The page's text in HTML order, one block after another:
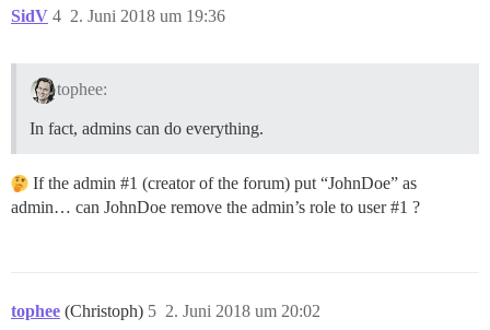
SidV 2. Juni 2018 um 19:36
4
tophee:
In fact, admins can do everything.
If the admin #1 (creator of the forum) put “JohnDoe” as
admin… can JohnDoe remove the admin’s role to user#1 ?
tophee (Christoph) 2. Juni 2018 um 20:02
5